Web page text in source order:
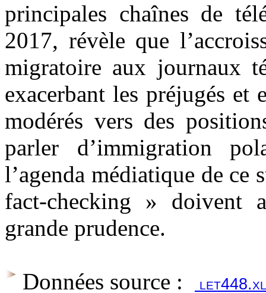
principales chaînes de
2017, révèle que
migratoire aux journaux
exacerbant les préjugés et
modérés vers des
parler d’immigration
l’agenda médiatique de
fact-checking » doivent
grande prudence.
Données source :